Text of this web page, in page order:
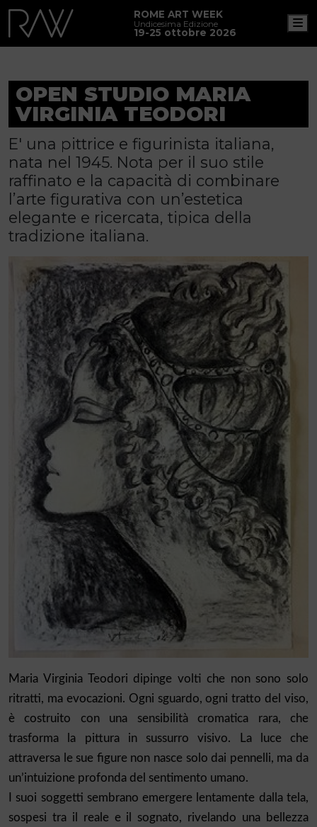
ROME ART WEEK
Undicesima Edizione
19-25 ottobre 2026
OPEN STUDIO MARIA
VIRGINIA TEODORI
E' una pittrice e figurinista italiana,
nata nel 1945. Nota per il suo stile
raffinato e la capacità di combinare
l’arte figurativa con un’estetica
elegante e ricercata, tipica della
tradizione italiana.
Maria Virginia Teodori dipinge volti che non sono solo
ritratti, ma evocazioni. Ogni sguardo, ogni tratto del viso,
è costruito con una sensibilità cromatica rara, che
trasforma la pittura in sussurro visivo. La luce che
attraversa le sue figure non nasce solo dai pennelli, ma da
un’intuizione profonda del sentimento umano.
I suoi soggetti sembrano emergere lentamente dalla tela,
sospesi tra il reale e il sognato, rivelando una bellezza